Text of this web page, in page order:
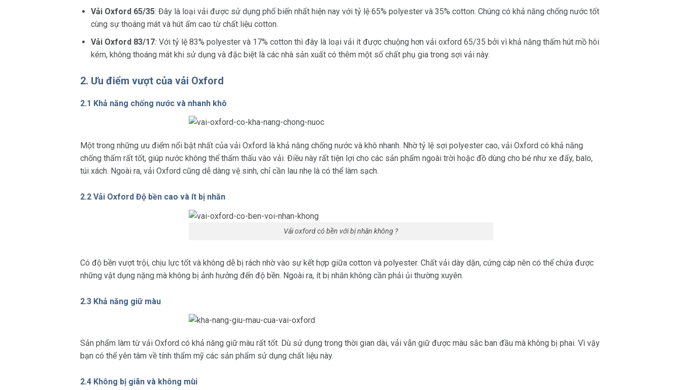
Vải Oxford 65/35: Đây là loại vải được sử dụng phổ biến nhất hiện nay với tỷ lệ 65% polyester và 35% cotton. Chúng có khả năng chống nước tốt
cùng sự thoáng mát và hút ẩm cao từ chất liệu cotton.
Vải Oxford 83/17: Với tỷ lệ 83% polyester và 17% cotton thì đây là loại vải ít được chuộng hơn vải oxford 65/35 bởi vì khả năng thấm hút mồ hôi
kém, không thoáng mát khi sử dụng và đặc biệt là các nhà sản xuất có thêm một số chất phụ gia trong sợi vải này.
2. Ưu điểm vượt của vải Oxford
2.1 Khả năng chống nước và nhanh khô
Một trong những ưu điểm nổi bật nhất của vải Oxford là khả năng chống nước và khô nhanh. Nhờ tỷ lệ sợi polyester cao, vải Oxford có khả năng
chống thấm rất tốt, giúp nước không thể thẩm thấu vào vải. Điều này rất tiện lợi cho các sản phẩm ngoài trời hoặc đồ dùng cho bé như xe đẩy, balo,
túi xách. Ngoài ra, vải Oxford cũng dễ dàng vệ sinh, chỉ cần lau nhẹ là có thể làm sạch.
2.2 Vải Oxford Độ bền cao và ít bị nhăn
Vải oxford có bền với bị nhăn không ?
Có độ bền vượt trội, chịu lực tốt và không dễ bị rách nhờ vào sự kết hợp giữa cotton và polyester. Chất vải dày dặn, cứng cáp nên có thể chứa được
những vật dụng nặng mà không bị ảnh hưởng đến độ bền. Ngoài ra, ít bị nhăn không cần phải ủi thường xuyên.
2.3 Khả năng giữ màu
Sản phẩm làm từ vải Oxford có khả năng giữ màu rất tốt. Dù sử dụng trong thời gian dài, vải vẫn giữ được màu sắc ban đầu mà không bị phai. Vì vậy
bạn có thể yên tâm về tính thẩm mỹ các sản phẩm sử dụng chất liệu này.
2.4 Không bị giãn và không mùi